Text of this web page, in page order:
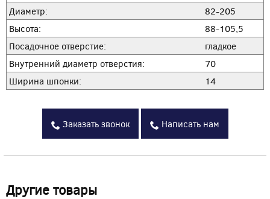
Диаметр:
82-205
Высота:
88-105,5
Посадочное отверстие:
гладкое
Внутренний диаметр отверстия:
70
Ширина шпонки:
14
Заказать звонок Написать нам
Другие товары